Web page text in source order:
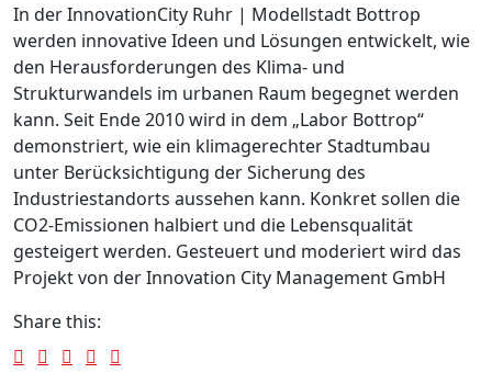
In der InnovationCity Ruhr | Modellstadt Bottrop
werden innovative Ideen und Lösungen entwickelt, wie
den Herausforderungen des Klima- und
Strukturwandels im urbanen Raum begegnet werden
kann. Seit Ende 2010 wird in dem „Labor Bottrop“
demonstriert, wie ein klimagerechter Stadtumbau
unter Berücksichtigung der Sicherung des
Industriestandorts aussehen kann. Konkret sollen die
CO2-Emissionen halbiert und die Lebensqualität
gesteigert werden. Gesteuert und moderiert wird das
Projekt von der Innovation City Management GmbH
Share this: